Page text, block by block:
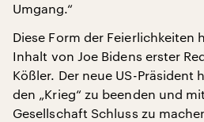
Umgang.“
Diese Form der Feierlichkeiten
Inhalt von Joe Bidens erster
Kößler. Der neue US-Präsident
den „Krieg“ zu beenden und
Gesellschaft Schluss zu